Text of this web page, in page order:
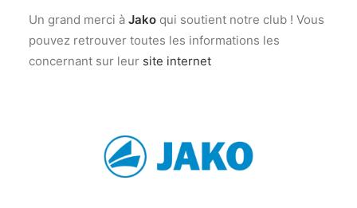
Un grand merci à Jako qui soutient notre club ! Vous
pouvez retrouver toutes les informations les
concernant sur leur site internet